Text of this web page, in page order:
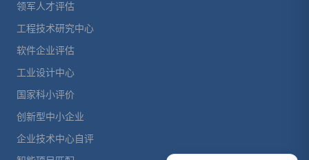
领军人才评估
工程技术研究中心
软件企业评估
工业设计中心
国家科小评价
创新型中小企业
企业技术中心自评